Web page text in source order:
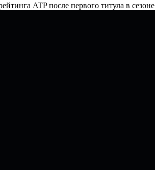
ATP после первого титула в сезоне